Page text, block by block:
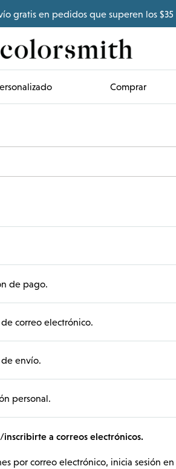
gratis en pedidos que superen los $35
Comprar
de pago.
correo electrónico.
envío.
personal.
inscribirte a correos electrónicos.
por correo electrónico, inicia sesión en